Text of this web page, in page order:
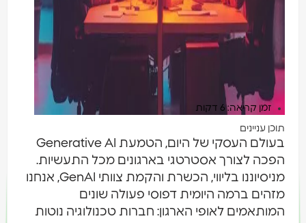
זמן קריאה: 6 דקות
תוכן עניינים
בעולם העסקי של היום, הטמעת Generative AI
הפכה לצורך אסטרטגי בארגונים מכל התעשיות.
מניסיוננו בליווי, הכשרת והקמת צוותי GenAI, אנחנו
מזהים ברמה היומית דפוסי פעולה שונים
המותאמים לאופי הארגון: חברות טכנולוגיה נוטות